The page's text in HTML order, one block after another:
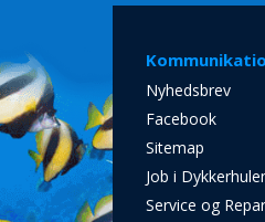
Nyhedsbrev
Facebook
Sitemap
Job i
Service og